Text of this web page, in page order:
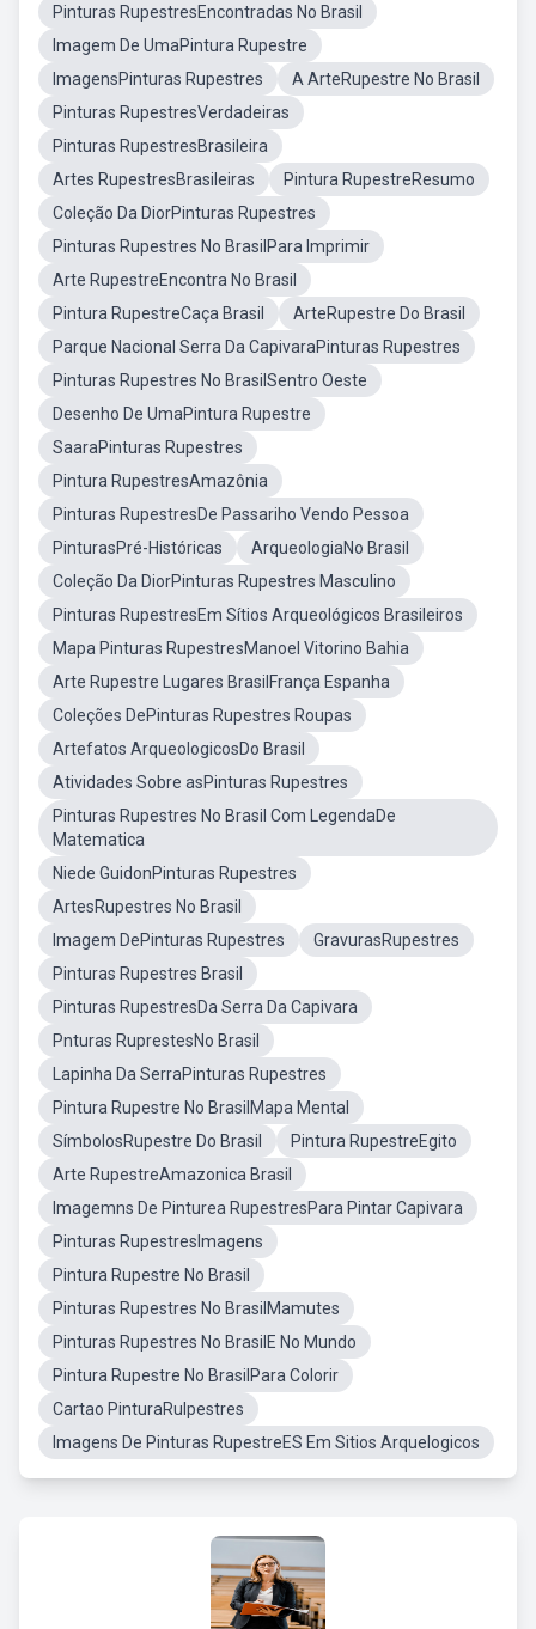
Pinturas RupestresEncontradas No Brasil
Imagem De UmaPintura Rupestre
ImagensPinturas Rupestres
A ArteRupestre No Brasil
Pinturas RupestresVerdadeiras
Pinturas RupestresBrasileira
Artes RupestresBrasileiras
Pintura RupestreResumo
Coleção Da DiorPinturas Rupestres
Pinturas Rupestres No BrasilPara Imprimir
Arte RupestreEncontra No Brasil
Pintura RupestreCaça Brasil
ArteRupestre Do Brasil
Parque Nacional Serra Da CapivaraPinturas Rupestres
Pinturas Rupestres No BrasilSentro Oeste
Desenho De UmaPintura Rupestre
SaaraPinturas Rupestres
Pintura RupestresAmazônia
Pinturas RupestresDe Passariho Vendo Pessoa
PinturasPré-Históricas
ArqueologiaNo Brasil
Coleção Da DiorPinturas Rupestres Masculino
Pinturas RupestresEm Sítios Arqueológicos Brasileiros
Mapa Pinturas RupestresManoel Vitorino Bahia
Arte Rupestre Lugares BrasilFrança Espanha
Coleções DePinturas Rupestres Roupas
Artefatos ArqueologicosDo Brasil
Atividades Sobre asPinturas Rupestres
Pinturas Rupestres No Brasil Com LegendaDe
Matematica
Niede GuidonPinturas Rupestres
ArtesRupestres No Brasil
Imagem DePinturas Rupestres
GravurasRupestres
Pinturas Rupestres Brasil
Pinturas RupestresDa Serra Da Capivara
Pnturas RuprestesNo Brasil
Lapinha Da SerraPinturas Rupestres
Pintura Rupestre No BrasilMapa Mental
SímbolosRupestre Do Brasil
Pintura RupestreEgito
Arte RupestreAmazonica Brasil
Imagemns De Pinturea RupestresPara Pintar Capivara
Pinturas RupestresImagens
Pintura Rupestre No Brasil
Pinturas Rupestres No BrasilMamutes
Pinturas Rupestres No BrasilE No Mundo
Pintura Rupestre No BrasilPara Colorir
Cartao PinturaRulpestres
Imagens De Pinturas RupestreES Em Sitios Arquelogicos